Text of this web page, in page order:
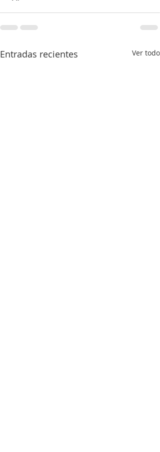
Entradas recientes Ver todo